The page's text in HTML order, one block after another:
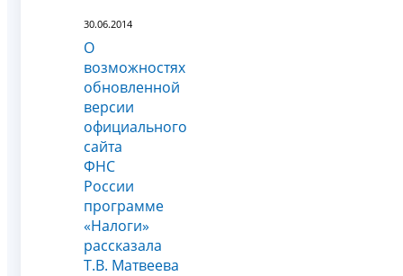
30.06.2014
О
возможностях
обновленной
версии
официального
сайта
ФНС
России
программе
«Налоги»
рассказала
Т.В. Матвеева